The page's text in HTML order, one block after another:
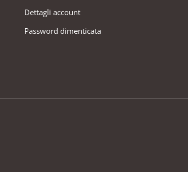
Dettagli account
Password dimenticata